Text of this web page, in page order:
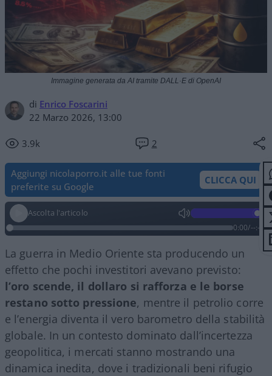
di Enrico Foscarini
22 Marzo 2026, 13:00
3.9k 2
Immagine generata da AI tramite DALL·E di OpenAI
Aggiungi nicolaporro.it alle tue fonti
preferite su Google
CLICCA QUI
Ascolta l'articolo
0:00/--:--
La guerra in Medio Oriente sta producendo un
effetto che pochi investitori avevano previsto:
l’oro scende, il dollaro si rafforza e le borse
restano sotto pressione, mentre il petrolio corre
e l’energia diventa il vero barometro della stabilità
globale. In un contesto dominato dall’incertezza
geopolitica, i mercati stanno mostrando una
dinamica inedita, dove i tradizionali beni rifugio